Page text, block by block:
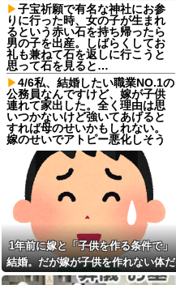
子宝祈願で有名な神社にお参
りに行った時、女の子が生まれ
るという赤い石を持ち帰ったら
男の子を出産。しばらくしてお
礼も兼ねて石を返しに行こうと
思って石を見ると…
4/6私、結婚したい職業NO.1の
公務員なんですけど、嫁が子供
連れて家出した。全く理由は思
いつかないけど強いてあげると
すれば母のせいかもしれない。
嫁のせいでアトピー悪化しそう
【復讐】 ある職業の人材を育
成する高校に通ってたんだが、
体力ないヤツはイジメられて全
寮制だから逃げ出すこともでき
なかった→あるイジっ子が自...
弟「エレベーターで知らない
女に蹴られた！」私「何した
の？」→事情を聞いた家族全員
が「それは自業自得」と呆れて
しまい…
1年前に嫁と「子供を作る条件で」
結婚。だが嫁が子供を作れない体だ
と知ったので離婚へ。